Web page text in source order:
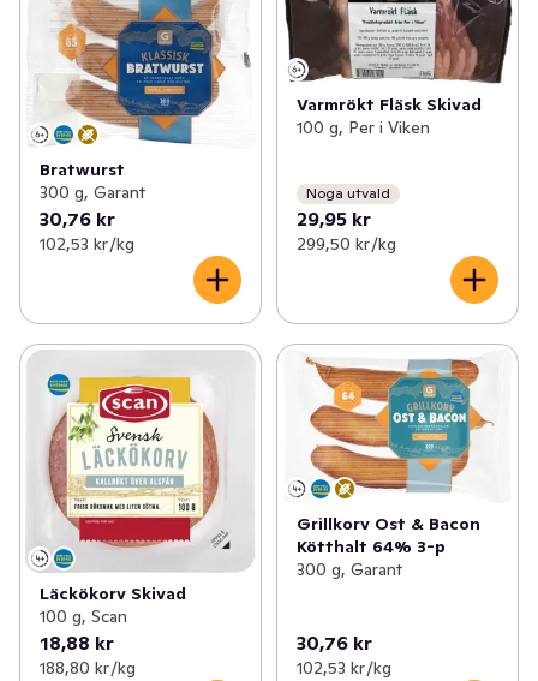
Bratwurst
300 g, Garant
30,76 kr
102,53 kr /kg
Varmrökt Fläsk Skivad
100 g, Per i Viken
Noga utvald
29,95 kr
299,50 kr /kg
Läckökorv Skivad
100 g, Scan
18,88 kr
188,80 kr /kg
Grillkorv Ost & Bacon
Kötthalt 64% 3-p
300 g, Garant
30,76 kr
102,53 kr /kg